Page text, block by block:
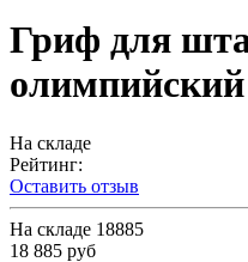
Гриф для
На складе
Рейтинг:
Оставить отзыв
На складе 18885
18 885 руб